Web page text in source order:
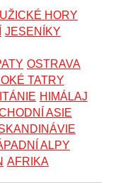
HORY
JESENÍKY
OSTRAVA
TATRY
HIMÁLAJ
ASIE
ALPY
AFRIKA